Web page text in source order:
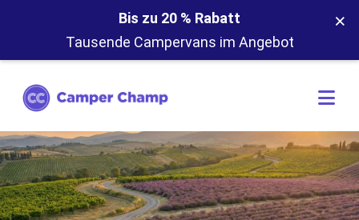
Bis zu 20 % Rabatt
Tausende Campervans im Angebot
×